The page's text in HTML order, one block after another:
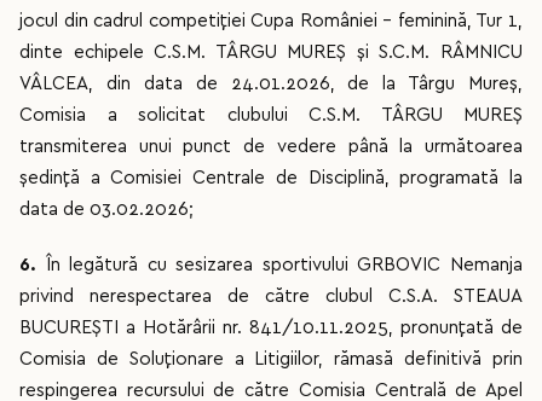
jocul din cadrul competiției Cupa României - feminină, Tur 1,
dinte echipele C.S.M. TÂRGU MUREȘ și S.C.M. RÂMNICU
VÂLCEA, din data de 24.01.2026, de la Târgu Mureș,
Comisia a solicitat clubului C.S.M. TÂRGU MUREȘ
transmiterea unui punct de vedere până la următoarea
ședință a Comisiei Centrale de Disciplină, programată la
data de 03.02.2026;
6.
În legătură cu sesizarea sportivului GRBOVIC Nemanja
privind nerespectarea de către clubul C.S.A. STEAUA
BUCUREȘTI a Hotărârii nr. 841/10.11.2025, pronunțată de
Comisia de Soluționare a Litigiilor, rămasă definitivă prin
respingerea recursului de către Comisia Centrală de Apel